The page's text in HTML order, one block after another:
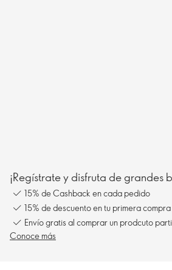
¡Regístrate y disfruta de grandes
15% de Cashback en cada pedido
15% de descuento en tu primera compra
Envío gratis al comprar un prodcuto
Conoce más